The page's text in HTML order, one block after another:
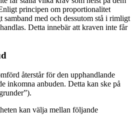
principen om proportionalitet
samband med och dessutom stå i rimligt
Detta innebär att kraven inte får
återstår för den upphandlande
inkomna anbuden. Detta kan ske på
kan välja mellan följande